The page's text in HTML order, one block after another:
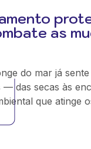
as
do mar já
— das secas às
que atinge